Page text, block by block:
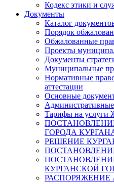
Кодекс этики и
Документы
Каталог
Порядок
Обжалованные
Проекты
Документы
Муниципальные
Нормативные
аттестации
Основные
Тарифы на
ГОРОДА
РЕШЕНИЕ
КУРГАНСКОЙ
РАСПОРЯЖЕНИЕ